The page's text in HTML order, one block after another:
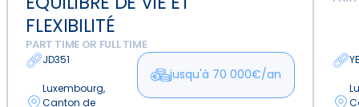
FLEXIBILITÉ
PART TIME OR FULL TIME
JD351
Luxembourg,
Canton de
jusqu'à 70 000€/an
Flexibilité